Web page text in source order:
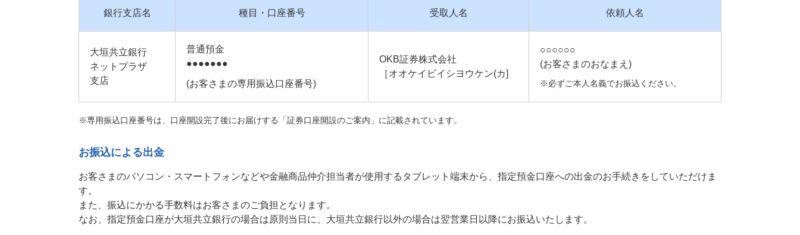
銀行支店名 種目・口座番号 受取人名 依頼人名
大垣共立銀行
ネットプラザ
支店
普通預金
●●●●●●●
(お客さまの専用振込口座番号)
OKB証券株式会社
［オオケイビイシヨウケン(カ]
○○○○○○
(お客さまのおなまえ)
※必ずご本人名義でお振込ください。
※専用振込口座番号は、口座開設完了後にお届けする「証券口座開設のご案内」に記載されています。
お振込による出金
お客さまのパソコン・スマートフォンなどや金融商品仲介担当者が使用するタブレット端末から、指定預金口座への出金のお手続きをしていただけま
す。
また、振込にかかる手数料はお客さまのご負担となります。
なお、指定預金口座が大垣共立銀行の場合は原則当日に、大垣共立銀行以外の場合は翌営業日以降にお振込いたします。